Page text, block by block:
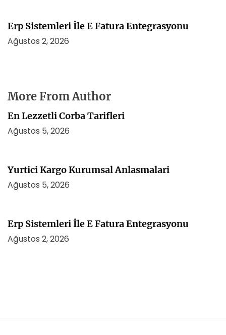
Erp Sistemleri İle E Fatura Entegrasyonu
Ağustos 2, 2026
More From Author
En Lezzetli Corba Tarifleri
Ağustos 5, 2026
Yurtici Kargo Kurumsal Anlasmalari
Ağustos 5, 2026
Erp Sistemleri İle E Fatura Entegrasyonu
Ağustos 2, 2026